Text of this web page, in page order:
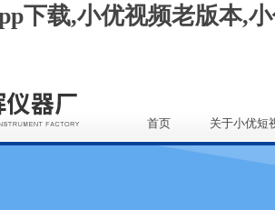
下载,小优视频老版本,
首页 关于小优短